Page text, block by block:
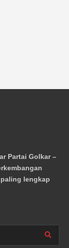
Partai Golkar –
lengkap